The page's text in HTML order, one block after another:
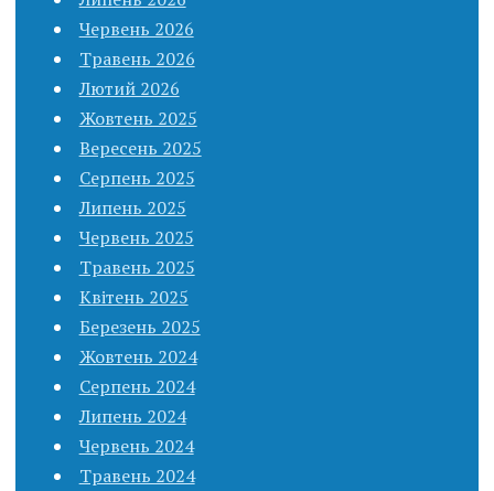
Червень 2026
Травень 2026
Лютий 2026
Жовтень 2025
Вересень 2025
Серпень 2025
Липень 2025
Червень 2025
Травень 2025
Квітень 2025
Березень 2025
Жовтень 2024
Серпень 2024
Липень 2024
Червень 2024
Травень 2024